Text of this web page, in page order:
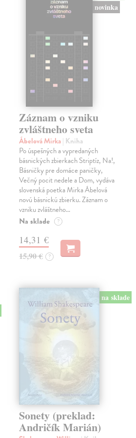
novinka
Záznam o vzniku
zvláštneho sveta
Ábelová Mirka| Kniha
Po úspešných a vypredaných
básnických zbierkach Striptíz, Na!,
Básničky pre domáce paničky,
Večný pocit nedele a Dom, vydáva
slovenská poetka Mirka Ábelová
novú básnickú zbierku. Záznam o
vzniku zvláštneho…
Na sklade ?
14,31 €
15,90 € ?
na sklade
Sonety (preklad:
Andričík Marián)